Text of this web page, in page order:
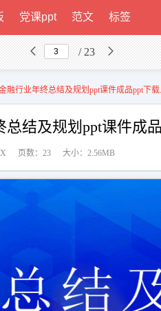
党课ppt 范文 标签
/ 23
融行业年终总结及规划ppt课件成品ppt下载
结及规划ppt课件成
页数：23 大小：2.56MB